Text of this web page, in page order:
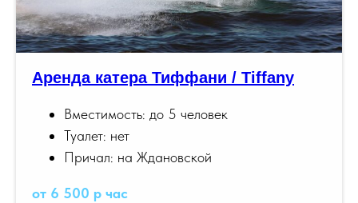
Аренда катера Тиффани / Tiffany
Вместимость: до 5 человек
Туалет: нет
Причал: на Ждановской
от 6 500 р час